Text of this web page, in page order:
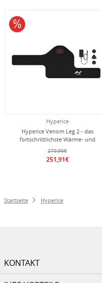
Hyperice
Hyperice Venom Leg 2 - das
fortschrittlichste Wärme- und
Massageband für die Beine
279,90€
251,91€
10% reduziert
Startseite Hyperice
KONTAKT